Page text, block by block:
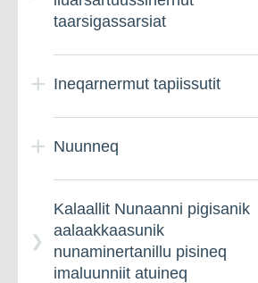
taarsigassarsiat
Ineqarnermut tapiissutit
Ineqarnermut
Nuunneq
Kalaallit Nunaanni pigisanik
aalaakkaasunik
nunaminertanillu pisineq
imaluunniit atuineq